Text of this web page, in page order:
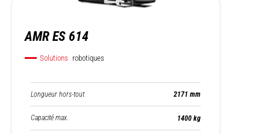
AMR ES 614
Solutions robotiques
Longueur hors-tout 2171 mm
Capacité max. 1400 kg